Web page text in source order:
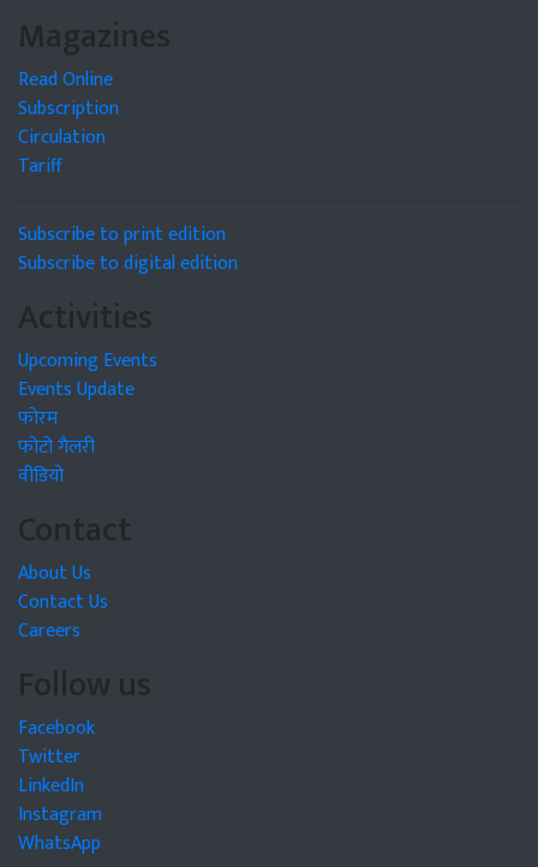
Magazines
Read Online
Subscription
Circulation
Tariff
Subscribe to print edition
Subscribe to digital edition
Activities
Upcoming Events
Events Update
फोरम
फोटो गैलरी
वीडियो
Contact
About Us
Contact Us
Careers
Follow us
Facebook
Twitter
LinkedIn
Instagram
WhatsApp